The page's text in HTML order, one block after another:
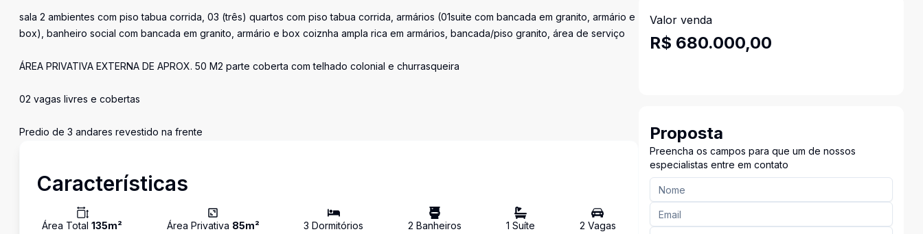
sala 2 ambientes com piso tabua corrida, 03 (três) quartos com piso tabua corrida, armários (01suite com bancada em granito, armário e
box), banheiro social com bancada em granito, armário e box coiznha ampla rica em armários, bancada/piso granito, área de serviço
ÁREA PRIVATIVA EXTERNA DE APROX. 50 M2 parte coberta com telhado colonial e churrasqueira
02 vagas livres e cobertas
Predio de 3 andares revestido na frente
Características
Área Total 135m² Área Privativa 85m² 3 Dormitórios 2 Banheiros 1 Suíte 2 Vagas
Valor venda
R$ 680.000,00
Proposta
Preencha os campos para que um de nossos
especialistas entre em contato